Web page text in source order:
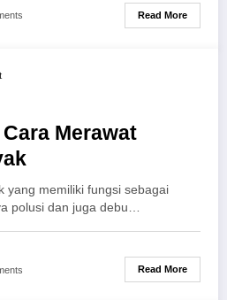
Read More
Merawat
yang memiliki fungsi sebagai
polusi dan juga debu…
Read More